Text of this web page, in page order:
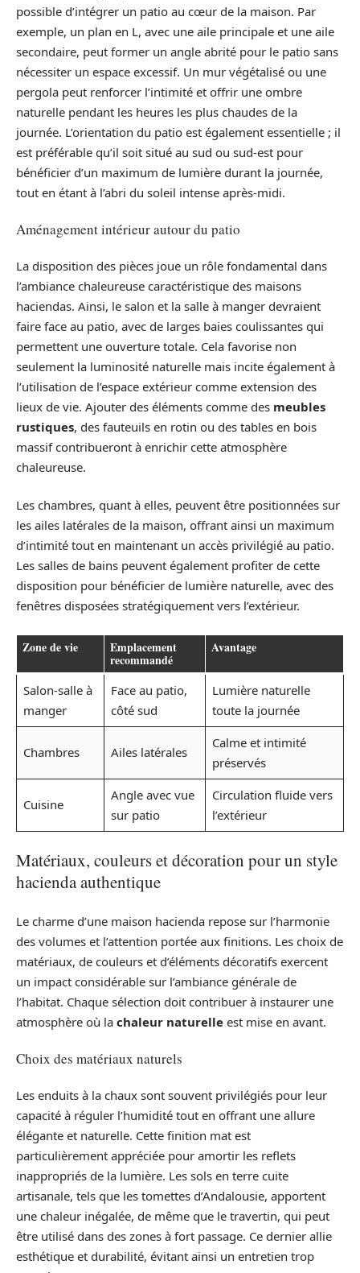
possible d’intégrer un patio au cœur de la maison. Par
exemple, un plan en L, avec une aile principale et une aile
secondaire, peut former un angle abrité pour le patio sans
nécessiter un espace excessif. Un mur végétalisé ou une
pergola peut renforcer l’intimité et offrir une ombre
naturelle pendant les heures les plus chaudes de la
journée. L’orientation du patio est également essentielle ; il
est préférable qu’il soit situé au sud ou sud-est pour
bénéficier d’un maximum de lumière durant la journée,
tout en étant à l’abri du soleil intense après-midi.
Aménagement intérieur autour du patio
La disposition des pièces joue un rôle fondamental dans
l’ambiance chaleureuse caractéristique des maisons
haciendas. Ainsi, le salon et la salle à manger devraient
faire face au patio, avec de larges baies coulissantes qui
permettent une ouverture totale. Cela favorise non
seulement la luminosité naturelle mais incite également à
l’utilisation de l’espace extérieur comme extension des
lieux de vie. Ajouter des éléments comme des meubles
rustiques, des fauteuils en rotin ou des tables en bois
massif contribueront à enrichir cette atmosphère
chaleureuse.
Les chambres, quant à elles, peuvent être positionnées sur
les ailes latérales de la maison, offrant ainsi un maximum
d’intimité tout en maintenant un accès privilégié au patio.
Les salles de bains peuvent également profiter de cette
disposition pour bénéficier de lumière naturelle, avec des
fenêtres disposées stratégiquement vers l’extérieur.
Zone de vie Emplacement
recommandé
Avantage
Salon-salle à
manger
Face au patio,
côté sud
Lumière naturelle
toute la journée
Chambres Ailes latérales
Calme et intimité
préservés
Cuisine
Angle avec vue
sur patio
Circulation fluide vers
l’extérieur
Matériaux, couleurs et décoration pour un style
hacienda authentique
Le charme d’une maison hacienda repose sur l’harmonie
des volumes et l’attention portée aux finitions. Les choix de
matériaux, de couleurs et d’éléments décoratifs exercent
un impact considérable sur l’ambiance générale de
l’habitat. Chaque sélection doit contribuer à instaurer une
atmosphère où la chaleur naturelle est mise en avant.
Choix des matériaux naturels
Les enduits à la chaux sont souvent privilégiés pour leur
capacité à réguler l’humidité tout en offrant une allure
élégante et naturelle. Cette finition mat est
particulièrement appréciée pour amortir les reflets
inappropriés de la lumière. Les sols en terre cuite
artisanale, tels que les tomettes d’Andalousie, apportent
une chaleur inégalée, de même que le travertin, qui peut
être utilisé dans des zones à fort passage. Ce dernier allie
esthétique et durabilité, évitant ainsi un entretien trop